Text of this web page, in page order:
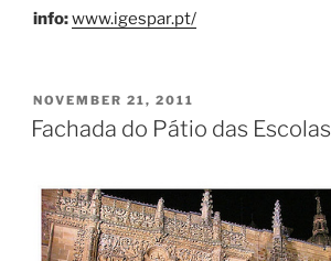
info:www.igespar.pt/
POSTED
ON
NOVEMBER 21, 2011
Fachada do Pátio das Escolas